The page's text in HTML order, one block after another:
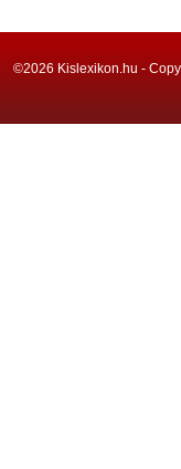
©2026 Kislexikon.hu -